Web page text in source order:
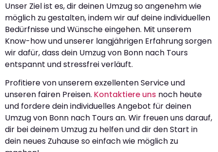
Unser Ziel ist es, dir deinen Umzug so angenehm wie
möglich zu gestalten, indem wir auf deine individuellen
Bedürfnisse und Wünsche eingehen. Mit unserem
Know-how und unserer langjährigen Erfahrung sorgen
wir dafür, dass dein Umzug von Bonn nach Tours
entspannt und stressfrei verläuft.
Profitiere von unserem exzellenten Service und
unseren fairen Preisen. Kontaktiere uns noch heute
und fordere dein individuelles Angebot für deinen
Umzug von Bonn nach Tours an. Wir freuen uns darauf,
dir bei deinem Umzug zu helfen und dir den Start in
dein neues Zuhause so einfach wie möglich zu